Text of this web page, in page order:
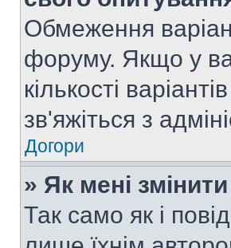
Обмеження
форуму. Якщо у
кількості
зв'яжіться з
Догори
» Як мені
Так само як і